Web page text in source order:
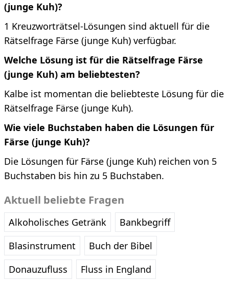
(junge Kuh)?
1 Kreuzworträtsel-Lösungen sind aktuell für die
Rätselfrage Färse (junge Kuh) verfügbar.
Welche Lösung ist für die Rätselfrage Färse
(junge Kuh) am beliebtesten?
Kalbe ist momentan die beliebteste Lösung für die
Rätselfrage Färse (junge Kuh).
Wie viele Buchstaben haben die Lösungen für
Färse (junge Kuh)?
Die Lösungen für Färse (junge Kuh) reichen von 5
Buchstaben bis hin zu 5 Buchstaben.
Aktuell beliebte Fragen
Alkoholisches Getränk
Bankbegriff
Blasinstrument
Buch der Bibel
Donauzufluss
Fluss in England